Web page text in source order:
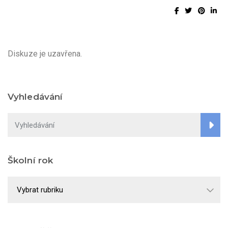
Diskuze je uzavřena.
Vyhledávání
Školní rok